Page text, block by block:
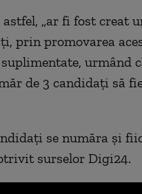
„ar fi fost creat
prin promovarea
urmând
de 3 candidați să
se număra și
surselor Digi24.